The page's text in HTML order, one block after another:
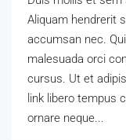
Aliquam hendrerit
accumsan nec.
malesuada orci
cursus. Ut et
link libero tempus
ornare neque...